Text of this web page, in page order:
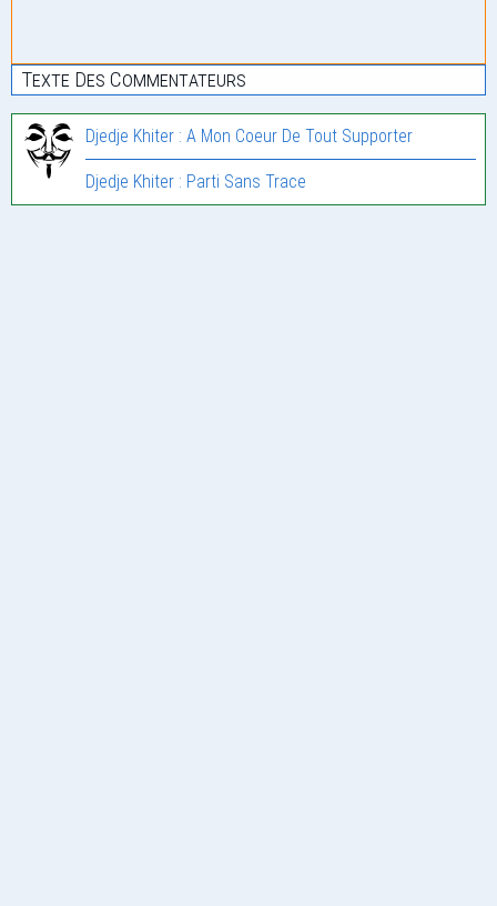
Texte Des Commentateurs
Djedje Khiter : A Mon Coeur De Tout Supporter
Djedje Khiter : Parti Sans Trace